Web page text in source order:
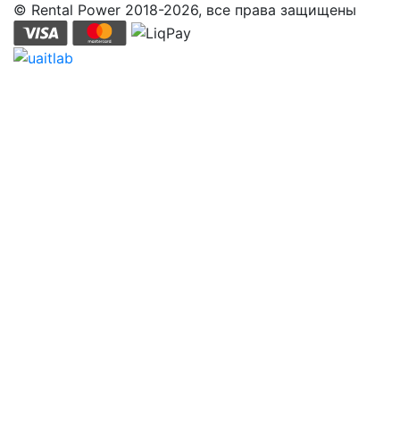
© Rental Power 2018-2026, все права защищены